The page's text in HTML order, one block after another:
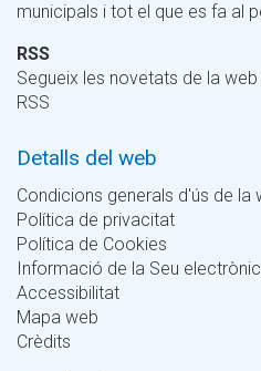
municipals i tot el que es fa al
RSS
Segueix les novetats de la
RSS
Detalls del web
Condicions generals d'ús de la
Política de privacitat
Política de Cookies
Informació de la Seu
Accessibilitat
Mapa web
Crèdits